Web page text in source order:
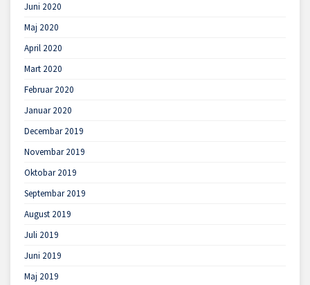
Juni 2020
Maj 2020
April 2020
Mart 2020
Februar 2020
Januar 2020
Decembar 2019
Novembar 2019
Oktobar 2019
Septembar 2019
August 2019
Juli 2019
Juni 2019
Maj 2019